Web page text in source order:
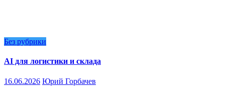
Без рубрики
AI для логистики и склада
16.06.2026 Юрий Горбачев